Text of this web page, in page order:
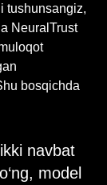
tushunsangiz,
NeuralTrust
bosqichda
navbat
model